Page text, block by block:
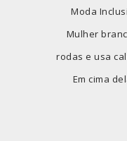
Moda
Mulher
rodas e usa
Em cima